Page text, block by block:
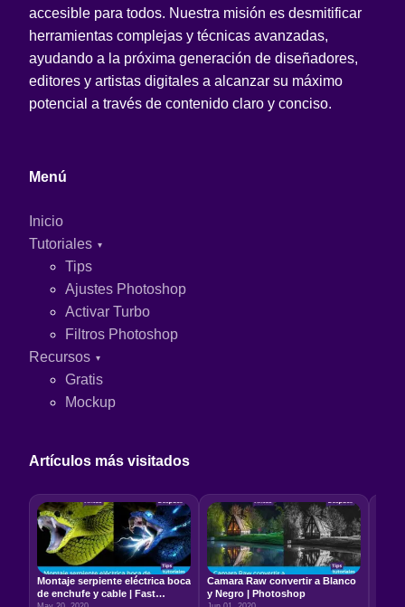
accesible para todos. Nuestra misión es desmitificar
herramientas complejas y técnicas avanzadas,
ayudando a la próxima generación de diseñadores,
editores y artistas digitales a alcanzar su máximo
potencial a través de contenido claro y conciso.
Menú
Inicio
Tutoriales
Tips
Ajustes Photoshop
Activar Turbo
Filtros Photoshop
Recursos
Gratis
Mockup
Artículos más visitados
Montaje serpiente eléctrica boca
de enchufe y cable | Fast
Camara Raw convertir a Blanco
y Negro | Photoshop